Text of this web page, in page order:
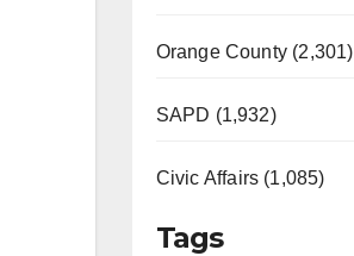
Orange County (2,301)
SAPD (1,932)
Civic Affairs (1,085)
Tags